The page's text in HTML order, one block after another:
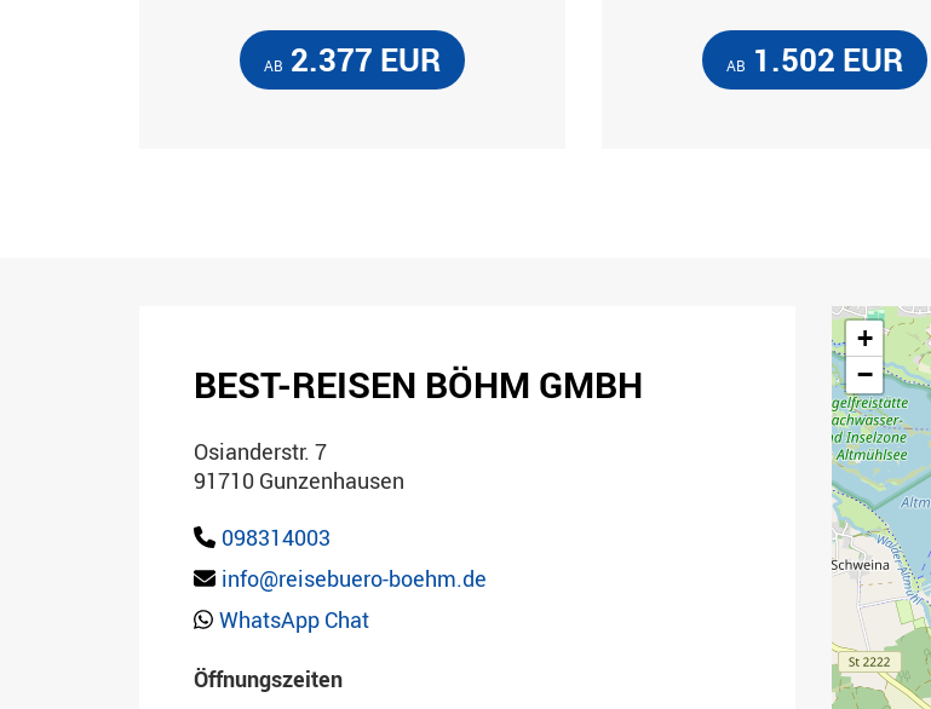
AB 2.377 EUR AB 1.502 EUR
+
−
BEST-REISEN BÖHM GMBH
Osianderstr. 7
91710 Gunzenhausen
098314003
info@reisebuero-boehm.de
WhatsApp Chat
Öffnungszeiten